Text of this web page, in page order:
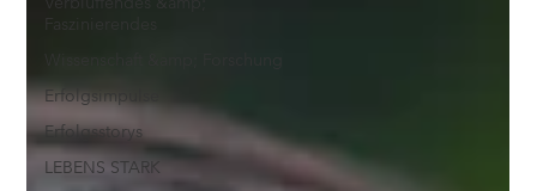
Erfolgsimpulse
Erfolgsstorys
LEBENS STARK